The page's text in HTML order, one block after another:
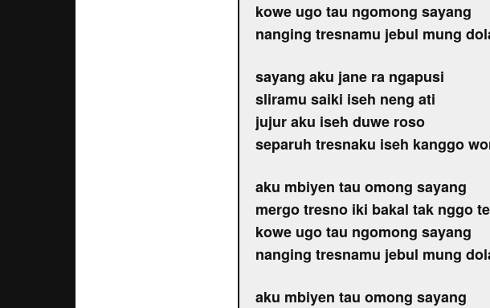
kowe ugo tau ngomong sayang
nanging tresnamu jebul mung
sayang aku jane ra ngapusi
sliramu saiki iseh neng ati
jujur aku iseh duwe roso
separuh tresnaku iseh kanggo
aku mbiyen tau omong sayang
mergo tresno iki bakal tak nggo
kowe ugo tau ngomong sayang
nanging tresnamu jebul mung
aku mbiyen tau omong sayang